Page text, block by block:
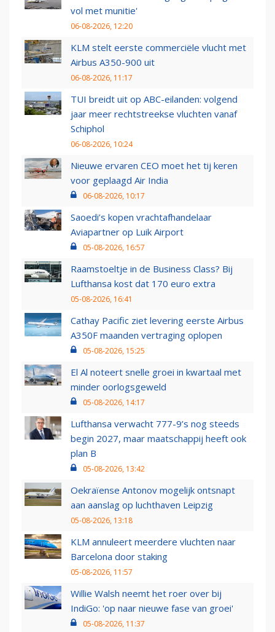
vol met munitie'
06-08-2026, 12:20
KLM stelt eerste commerciële vlucht met
Airbus A350-900 uit
06-08-2026, 11:17
TUI breidt uit op ABC-eilanden: volgend
jaar meer rechtstreekse vluchten vanaf
Schiphol
06-08-2026, 10:24
Nieuwe ervaren CEO moet het tij keren
voor geplaagd Air India
06-08-2026, 10:17
Saoedi’s kopen vrachtafhandelaar
Aviapartner op Luik Airport
05-08-2026, 16:57
Raamstoeltje in de Business Class? Bij
Lufthansa kost dat 170 euro extra
05-08-2026, 16:41
Cathay Pacific ziet levering eerste Airbus
A350F maanden vertraging oplopen
05-08-2026, 15:25
El Al noteert snelle groei in kwartaal met
minder oorlogsgeweld
05-08-2026, 14:17
Lufthansa verwacht 777-9’s nog steeds
begin 2027, maar maatschappij heeft ook
plan B
05-08-2026, 13:42
Oekraïense Antonov mogelijk ontsnapt
aan aanslag op luchthaven Leipzig
05-08-2026, 13:18
KLM annuleert meerdere vluchten naar
Barcelona door staking
05-08-2026, 11:57
Willie Walsh neemt het roer over bij
IndiGo: 'op naar nieuwe fase van groei'
05-08-2026, 11:37